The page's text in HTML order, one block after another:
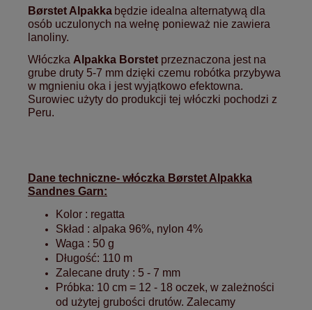
Børstet Alpakka będzie idealna alternatywą dla
osób uczulonych na wełnę ponieważ nie zawiera
lanoliny.
Włóczka Alpakka Borstet przeznaczona jest na
grube druty 5-7 mm dzięki czemu robótka przybywa
w mgnieniu oka i jest wyjątkowo efektowna.
Surowiec użyty do produkcji tej włóczki pochodzi z
Peru.
Dane techniczne- włóczka Børstet Alpakka
Sandnes Garn:
Kolor : regatta
Skład : alpaka 96%, nylon 4%
Waga : 50 g
Długość: 110 m
Zalecane druty : 5 - 7 mm
Próbka: 10 cm = 12 - 18 oczek, w zależności
od użytej grubości drutów. Zalecamy